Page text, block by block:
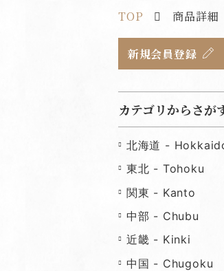
TOP 商品詳細
新規会員登録
カテゴリからさが
北海道 -
東北 - Tohoku
関東 - Kanto
中部 - Chubu
近畿 - Kinki
中国 - Chugoku